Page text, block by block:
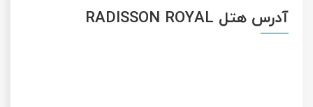
آدرس هتل RADISSON ROYAL